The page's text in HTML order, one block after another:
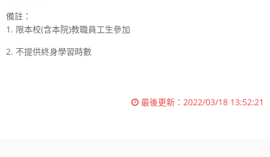
備註：
1. 限本校(含本院)教職員工生參加
2. 不提供終身學習時數
最後更新： 2022/03/18 13:52:21